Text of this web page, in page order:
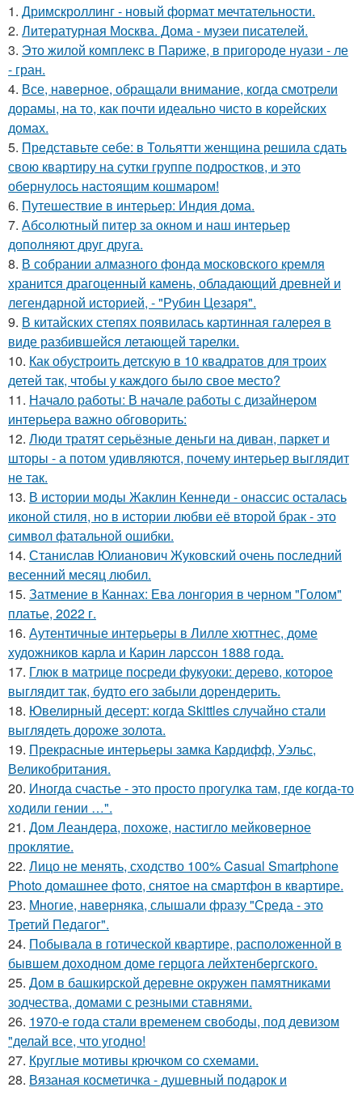
1. Дримскроллинг - новый формат мечтательности.
2. Литературная Москва. Дома - музеи писателей.
3. Это жилой комплекс в Париже, в пригороде нуази - ле
- гран.
4. Все, наверное, обращали внимание, когда смотрели
дорамы, на то, как почти идеально чисто в корейских
домах.
5. Представьте себе: в Тольятти женщина решила сдать
свою квартиру на сутки группе подростков, и это
обернулось настоящим кошмаром!
6. Путешествие в интерьер: Индия дома.
7. Абсолютный питер за окном и наш интерьер
дополняют друг друга.
8. В собрании алмазного фонда московского кремля
хранится драгоценный камень, обладающий древней и
легендарной историей, - "Рубин Цезаря".
9. В китайских степях появилась картинная галерея в
виде разбившейся летающей тарелки.
10. Как обустроить детскую в 10 квадратов для троих
детей так, чтобы у каждого было свое место?
11. Начало работы: В начале работы с дизайнером
интерьера важно обговорить:
12. Люди тратят серьёзные деньги на диван, паркет и
шторы - а потом удивляются, почему интерьер выглядит
не так.
13. В истории моды Жаклин Кеннеди - онассис осталась
иконой стиля, но в истории любви её второй брак - это
символ фатальной ошибки.
14. Станислав Юлианович Жуковский очень последний
весенний месяц любил.
15. Затмение в Каннах: Ева лонгория в черном "Голом"
платье, 2022 г.
16. Аутентичные интерьеры в Лилле хюттнес, доме
художников карла и Карин ларссон 1888 года.
17. Глюк в матрице посреди фукуоки: дерево, которое
выглядит так, будто его забыли дорендерить.
18. Ювелирный десерт: когда Skittles случайно стали
выглядеть дороже золота.
19. Прекрасные интерьеры замка Кардифф, Уэльс,
Великобритания.
20. Иногда счастье - это просто прогулка там, где когда-то
ходили гении …".
21. Дом Леандера, похоже, настигло мейковерное
проклятие.
22. Лицо не менять, сходство 100% Casual Smartphone
Photo домашнее фото, снятое на смартфон в квартире.
23. Многие, наверняка, слышали фразу "Среда - это
Третий Педагог".
24. Побывала в готической квартире, расположенной в
бывшем доходном доме герцога лейхтенбергского.
25. Дом в башкирской деревне окружен памятниками
зодчества, домами с резными ставнями.
26. 1970-е года стали временем свободы, под девизом
"делай все, что угодно!
27. Круглые мотивы крючком со схемами.
28. Вязаная косметичка - душевный подарок и